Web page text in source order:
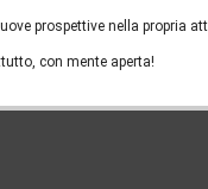
prospettive nella propria
con mente aperta!